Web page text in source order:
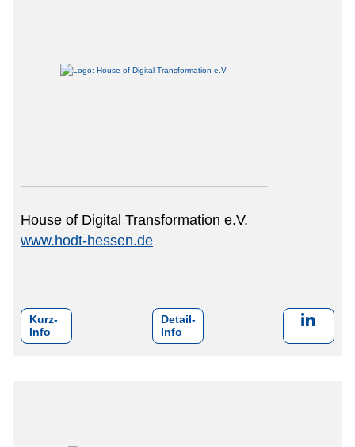
House of Digital Transformation e.V.
www.hodt-hessen.de
Kurz-
Info
Detail-
Info